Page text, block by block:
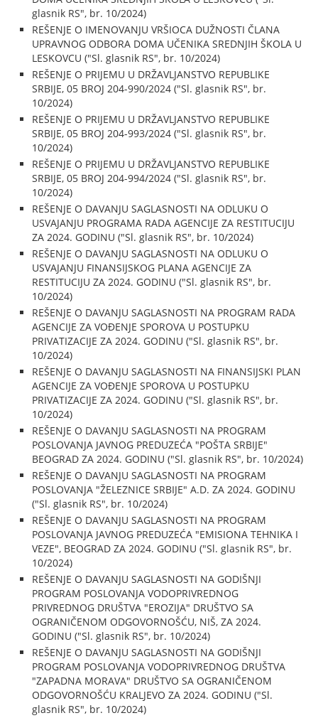
glasnik RS", br. 10/2024)
REŠENJE O IMENOVANJU VRŠIOCA DUŽNOSTI ČLANA
UPRAVNOG ODBORA DOMA UČENIKA SREDNJIH ŠKOLA U
LESKOVCU ("Sl. glasnik RS", br. 10/2024)
REŠENJE O PRIJEMU U DRŽAVLJANSTVO REPUBLIKE
SRBIJE, 05 BROJ 204-990/2024 ("Sl. glasnik RS", br.
10/2024)
REŠENJE O PRIJEMU U DRŽAVLJANSTVO REPUBLIKE
SRBIJE, 05 BROJ 204-993/2024 ("Sl. glasnik RS", br.
10/2024)
REŠENJE O PRIJEMU U DRŽAVLJANSTVO REPUBLIKE
SRBIJE, 05 BROJ 204-994/2024 ("Sl. glasnik RS", br.
10/2024)
REŠENJE O DAVANJU SAGLASNOSTI NA ODLUKU O
USVAJANJU PROGRAMA RADA AGENCIJE ZA RESTITUCIJU
ZA 2024. GODINU ("Sl. glasnik RS", br. 10/2024)
REŠENJE O DAVANJU SAGLASNOSTI NA ODLUKU O
USVAJANJU FINANSIJSKOG PLANA AGENCIJE ZA
RESTITUCIJU ZA 2024. GODINU ("Sl. glasnik RS", br.
10/2024)
REŠENJE O DAVANJU SAGLASNOSTI NA PROGRAM RADA
AGENCIJE ZA VOĐENJE SPOROVA U POSTUPKU
PRIVATIZACIJE ZA 2024. GODINU ("Sl. glasnik RS", br.
10/2024)
REŠENJE O DAVANJU SAGLASNOSTI NA FINANSIJSKI PLAN
AGENCIJE ZA VOĐENJE SPOROVA U POSTUPKU
PRIVATIZACIJE ZA 2024. GODINU ("Sl. glasnik RS", br.
10/2024)
REŠENJE O DAVANJU SAGLASNOSTI NA PROGRAM
POSLOVANJA JAVNOG PREDUZEĆA "POŠTA SRBIJE"
BEOGRAD ZA 2024. GODINU ("Sl. glasnik RS", br. 10/2024)
REŠENJE O DAVANJU SAGLASNOSTI NA PROGRAM
POSLOVANJA "ŽELEZNICE SRBIJE" A.D. ZA 2024. GODINU
("Sl. glasnik RS", br. 10/2024)
REŠENJE O DAVANJU SAGLASNOSTI NA PROGRAM
POSLOVANJA JAVNOG PREDUZEĆA "EMISIONA TEHNIKA I
VEZE", BEOGRAD ZA 2024. GODINU ("Sl. glasnik RS", br.
10/2024)
REŠENJE O DAVANJU SAGLASNOSTI NA GODIŠNJI
PROGRAM POSLOVANJA VODOPRIVREDNOG
PRIVREDNOG DRUŠTVA "EROZIJA" DRUŠTVO SA
OGRANIČENOM ODGOVORNOŠĆU, NIŠ, ZA 2024.
GODINU ("Sl. glasnik RS", br. 10/2024)
REŠENJE O DAVANJU SAGLASNOSTI NA GODIŠNJI
PROGRAM POSLOVANJA VODOPRIVREDNOG DRUŠTVA
"ZAPADNA MORAVA" DRUŠTVO SA OGRANIČENOM
ODGOVORNOŠĆU KRALJEVO ZA 2024. GODINU ("Sl.
glasnik RS", br. 10/2024)